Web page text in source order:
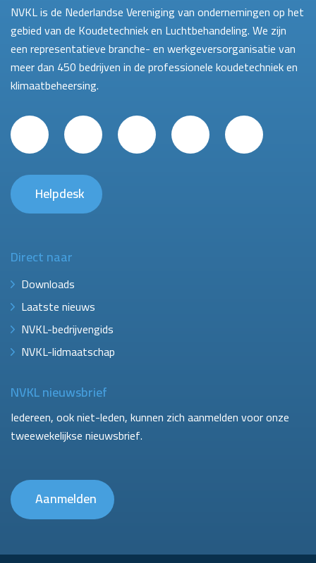
NVKL is de Nederlandse Vereniging van ondernemingen op het
gebied van de Koudetechniek en Luchtbehandeling. We zijn
een representatieve branche- en werkgeversorganisatie van
meer dan 450 bedrijven in de professionele koudetechniek en
klimaatbeheersing.
Helpdesk
Direct naar
Downloads
Laatste nieuws
NVKL-bedrijvengids
NVKL-lidmaatschap
NVKL nieuwsbrief
Iedereen, ook niet-leden, kunnen zich aanmelden voor onze
tweewekelijkse nieuwsbrief.
Aanmelden